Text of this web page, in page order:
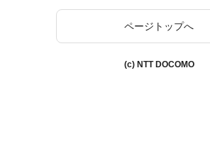
ページトップへ
(c) NTT DOCOMO